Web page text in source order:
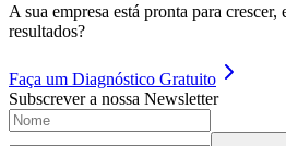
A sua empresa está pronta para
resultados?
Faça um Diagnóstico Gratuito
Subscrever a nossa Newsletter